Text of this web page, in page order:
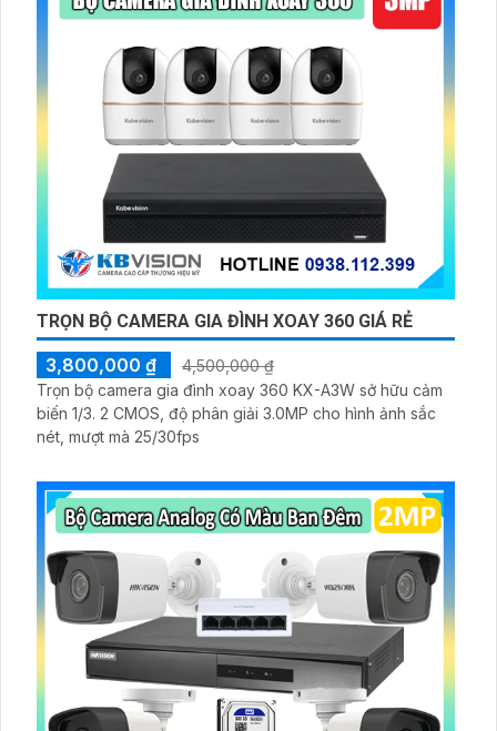
TRỌN BỘ CAMERA GIA ĐÌNH XOAY 360 GIÁ RẺ
3,800,000 ₫
4,500,000 ₫
Trọn bộ camera gia đình xoay 360 KX-A3W sở hữu cảm
biến 1/3. 2 CMOS, độ phân giải 3.0MP cho hình ảnh sắc
nét, mượt mà 25/30fps